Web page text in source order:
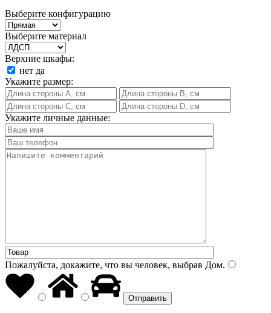
Выберите конфигурацию
Выберите материал
Верхние шкафы:
нет да
Укажите размер:
Укажите личные данные:
Пожалуйста, докажите, что вы человек, выбрав Дом.